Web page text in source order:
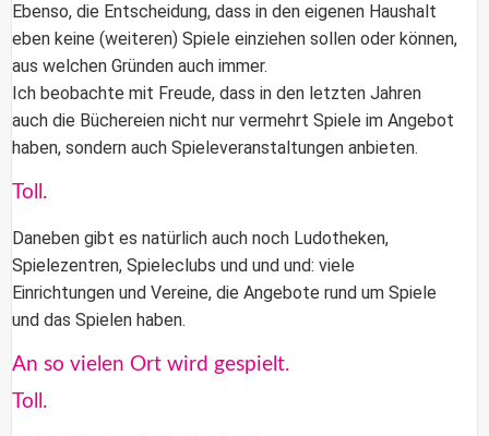
Ebenso, die Entscheidung, dass in den eigenen Haushalt
eben keine (weiteren) Spiele einziehen sollen oder können,
aus welchen Gründen auch immer.
Ich beobachte mit Freude, dass in den letzten Jahren
auch die Büchereien nicht nur vermehrt Spiele im Angebot
haben, sondern auch Spieleveranstaltungen anbieten.
Toll.
Daneben gibt es natürlich auch noch Ludotheken,
Spielezentren, Spieleclubs und und und: viele
Einrichtungen und Vereine, die Angebote rund um Spiele
und das Spielen haben.
An so vielen Ort wird gespielt.
Toll.